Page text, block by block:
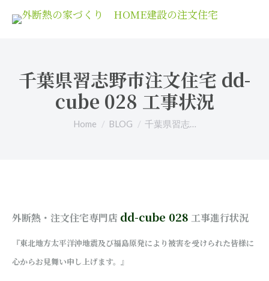
千葉県習志野市注文住宅 dd-
cube 028 工事状況
You are here:
Home BLOG 千葉県習志…
外断熱・注文住宅専門店 dd-cube 028 工事進行状況
『東北地方太平洋沖地震及び福島原発により被害を受けられた皆様に
心からお見舞い申し上げます。』